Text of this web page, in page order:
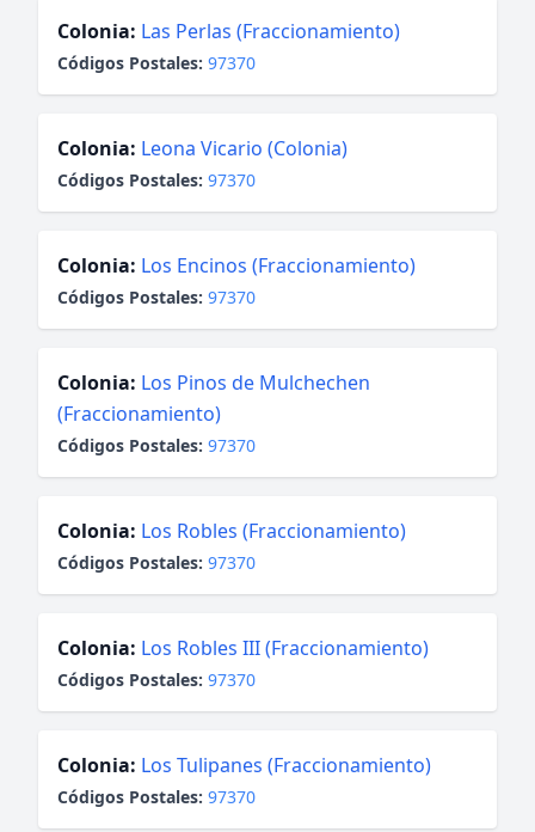
Colonia: Las Perlas (Fraccionamiento)
Códigos Postales: 97370
Colonia: Leona Vicario (Colonia)
Códigos Postales: 97370
Colonia: Los Encinos (Fraccionamiento)
Códigos Postales: 97370
Colonia: Los Pinos de Mulchechen
(Fraccionamiento)
Códigos Postales: 97370
Colonia: Los Robles (Fraccionamiento)
Códigos Postales: 97370
Colonia: Los Robles III (Fraccionamiento)
Códigos Postales: 97370
Colonia: Los Tulipanes (Fraccionamiento)
Códigos Postales: 97370